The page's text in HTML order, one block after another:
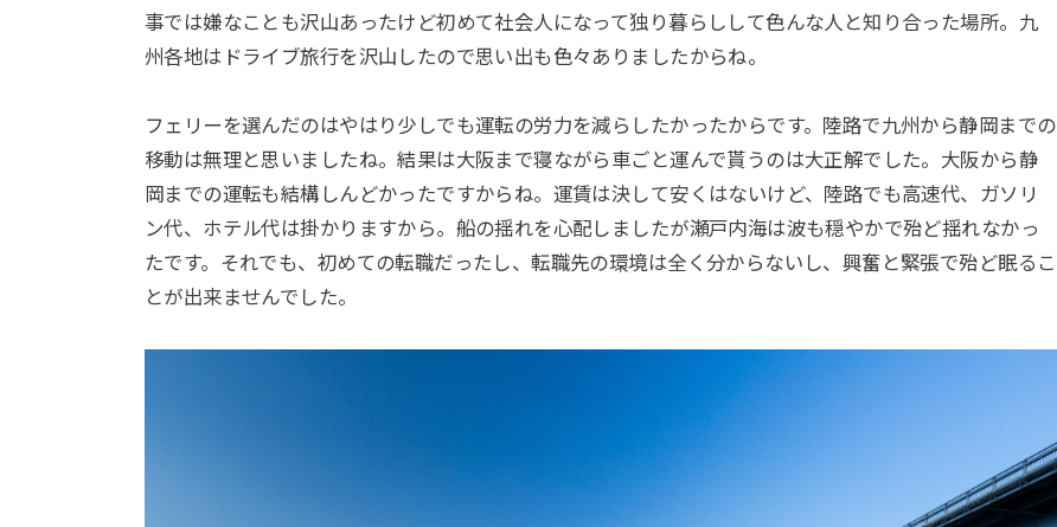
事では嫌なことも沢山あったけど初めて社会人になって独り暮らしして色んな人と知り合った場所。九
州各地はドライブ旅行を沢山したので思い出も色々ありましたからね。
フェリーを選んだのはやはり少しでも運転の労力を減らしたかったからです。陸路で九州から静岡までの
移動は無理と思いましたね。結果は大阪まで寝ながら車ごと運んで貰うのは大正解でした。大阪から静
岡までの運転も結構しんどかったですからね。運賃は決して安くはないけど、陸路でも高速代、ガソリ
ン代、ホテル代は掛かりますから。船の揺れを心配しましたが瀬戸内海は波も穏やかで殆ど揺れなかっ
たです。それでも、初めての転職だったし、転職先の環境は全く分からないし、興奮と緊張で殆ど眠るこ
とが出来ませんでした。